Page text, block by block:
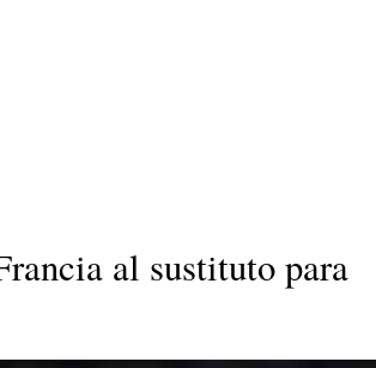
al sustituto para